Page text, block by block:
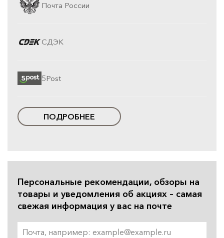
Почта России
СДЭК
5Post
ПОДРОБНЕЕ
Персональные рекомендации, обзоры на
товары и уведомления об акциях – самая
свежая информация у вас на почте